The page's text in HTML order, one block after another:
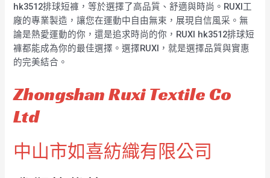
hk3512排球短褲，等於選擇了高品質、舒適與時尚。RUXI工
廠的專業製造，讓您在運動中自由無束，展現自信風采。無
論是熱愛運動的你，還是追求時尚的你，RUXI hk3512排球短
褲都能成為你的最佳選擇。選擇RUXI，就是選擇品質與實惠
的完美結合。
Zhongshan Ruxi Textile Co
Ltd
中山市如喜紡織有限公司